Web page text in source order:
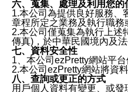
六、蒐集、處理及利用您的
1.本公司為提供良好服務、
章程所定之業務及執行職務
2.本公司僅蒐集為執行上述
傳真)，於中華民國境內及
七、資料安全性
1、本公司ezPretty網站平
2.本公司ezPretty網站將資
八、查詢或更正的方式
用戶個人資料有變更、或